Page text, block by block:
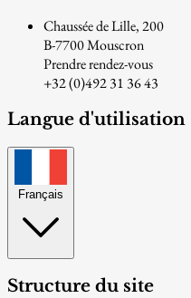
Chaussée de Lille, 200
B-7700 Mouscron
Prendre rendez-vous
+32 (0)492 31 36 43
Langue d'utilisation
Français
Structure du site